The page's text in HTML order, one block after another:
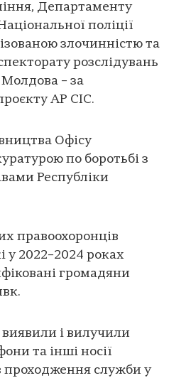
Департаменту
поліції
злочинністю та
розслідувань
Молдова – за
AP CIC.
Офісу
по боротьбі з
Республіки
правоохоронців
у 2022–2024 роках
громадяни
і вилучили
та інші носії
проходження служби у